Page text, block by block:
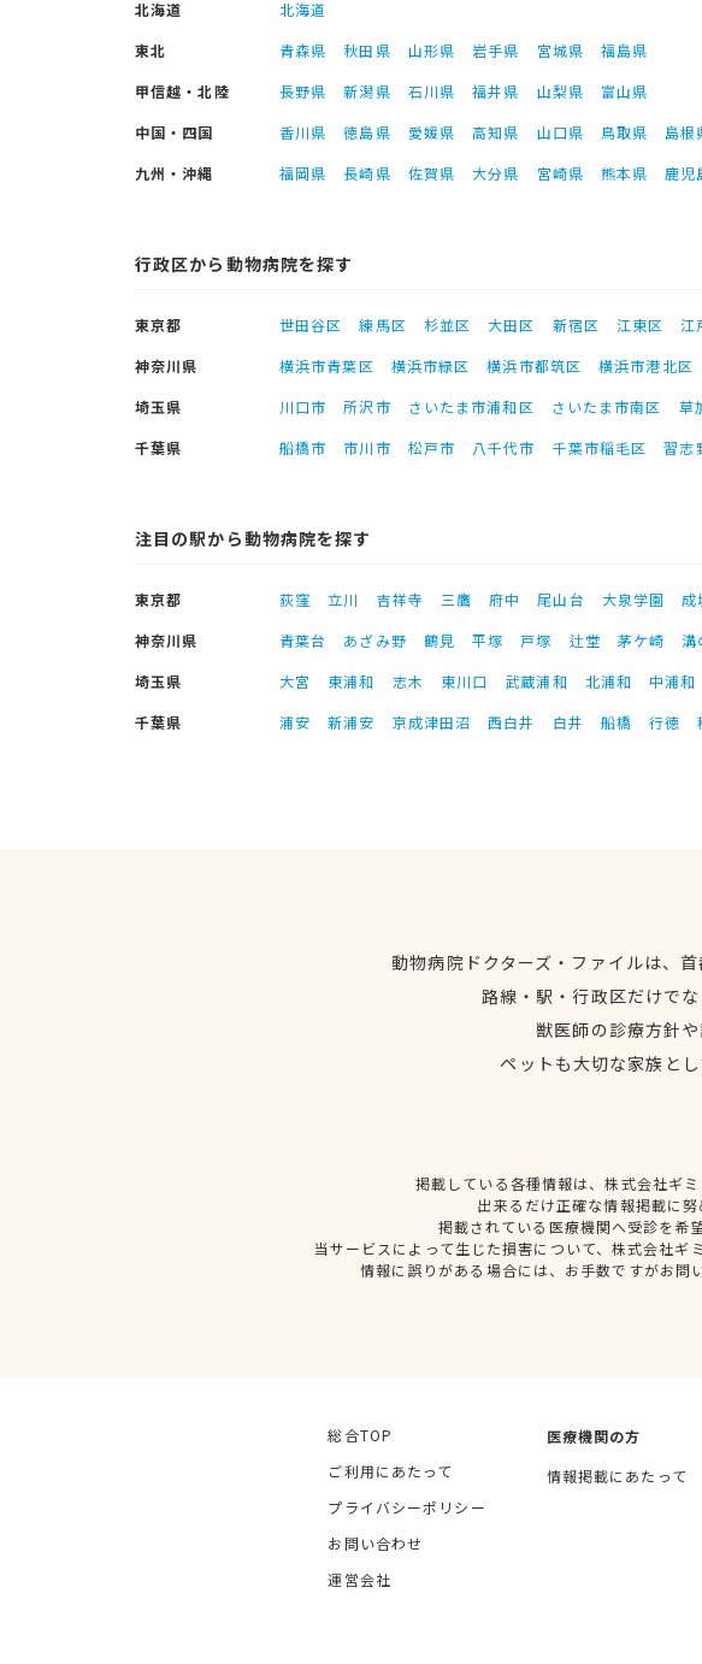
北海道
北海道
東北
青森県 秋田県 山形県 岩手県 宮城県
福島県
甲信越・北陸
長野県 新潟県 石川県 福井県 山梨県
富山県
中国・四国
香川県 徳島県 愛媛県 高知県 山口県 鳥取県 島根
九州・沖縄
福岡県 長崎県 佐賀県 大分県 宮崎県 熊本県 鹿児
行政区から動物病院を探す
東京都 世田谷区 練馬区 杉並区 大田区 新宿区 江東区 江
神奈川県
横浜市青葉区 横浜市緑区 横浜市都筑区 横浜市港北区
埼玉県
川口市 所沢市 さいたま市浦和区 さいたま市南区 草
千葉県
船橋市 市川市 松戸市 八千代市 千葉市稲毛区 習志
注目の駅から動物病院を探す
東京都 荻窪 立川 吉祥寺 三鷹 府中 尾山台 大泉学園 成
神奈川県
青葉台 あざみ野 鶴見 平塚 戸塚 辻堂 茅ケ崎
溝
埼玉県
大宮 東浦和 志木 東川口 武蔵浦和 北浦和 中浦和
千葉県
浦安 新浦安 京成津田沼 西白井 白井 船橋 行徳
動物病院ドクターズ・ファイルは、
路線・駅・行政区だけで
獣医師の診療方針
ペットも大切な家族と
掲載している各種情報は、株式会社ギ
出来るだけ正確な情報掲載に
掲載されている医療機関へ受診を希
当サービスによって生じた損害について、株式会社
情報に誤りがある場合には、お手数ですがお
総合TOP
ご利用にあたって
プライバシーポリシー
お問い合わせ
運営会社
医療機関の方
情報掲載にあたって